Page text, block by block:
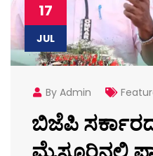
17
JUL
By Admin
ಬಿಜೆಪಿ